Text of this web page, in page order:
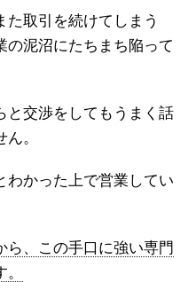
た取引を続けてしまう
の泥沼にたちまち陥って
と交渉をしてもうまく話
。
わかった上で営業してい
ら、この手口に強い専門